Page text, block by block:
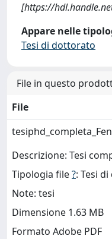
[https://
Appare nelle
Tesi di dottorato
File in questo
File
Descrizione: Tesi
Tipologia file?: Tesi
Note: tesi
Dimensione 1.63 MB
Formato Adobe PDF